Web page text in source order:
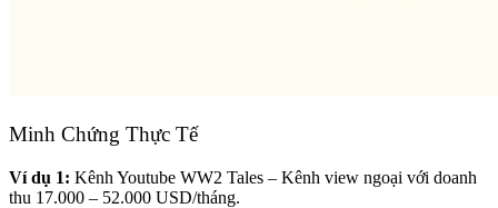
Minh Chứng Thực Tế
Ví dụ 1: Kênh Youtube WW2 Tales – Kênh view ngoại với doanh
thu 17.000 – 52.000 USD/tháng.